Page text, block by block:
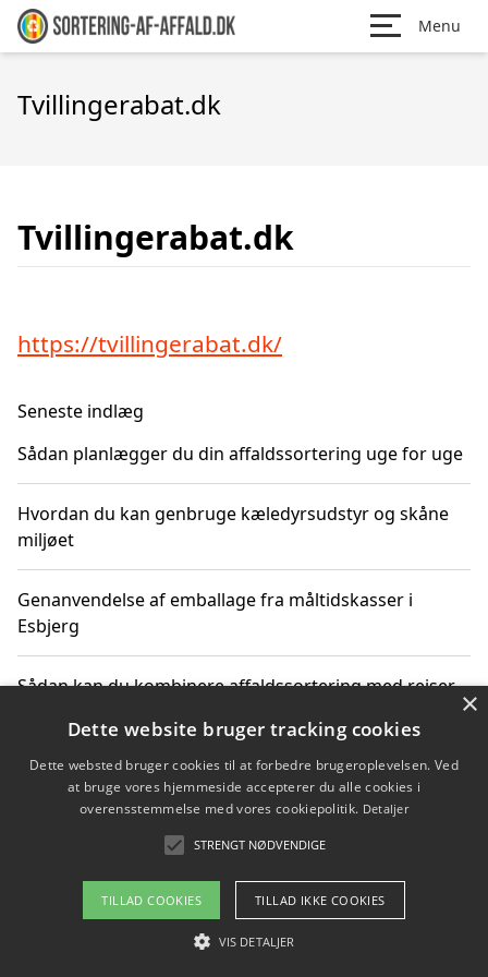
Menu
Tvillingerabat.dk
Tvillingerabat.dk
https://tvillingerabat.dk/
Seneste indlæg
Sådan planlægger du din affaldssortering uge for uge
Hvordan du kan genbruge kæledyrsudstyr og skåne
miljøet
Genanvendelse af emballage fra måltidskasser i
Esbjerg
Sådan kan du kombinere affaldssortering med rejser
Hvordan affaldssortering kan bidrage til co2 reduktion
Om / kontakt
Blog Betingelser
×
Dette website bruger tracking cookies
Dette websted bruger cookies til at forbedre brugeroplevelsen. Ved
at bruge vores hjemmeside accepterer du alle cookies i
overensstemmelse med vores cookiepolitik. Detaljer
STRENGT NØDVENDIGE
TILLAD COOKIES TILLAD IKKE COOKIES
VIS DETALJER